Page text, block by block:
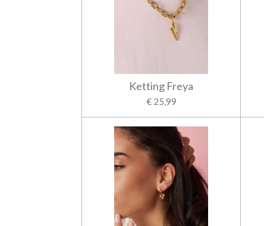
Ketting Freya
€ 25,99